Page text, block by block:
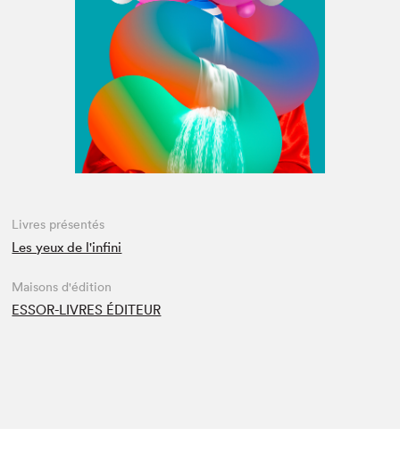
Espace médias
Livres présentés
Les yeux de l'infini
Maisons d'édition
ESSOR-LIVRES ÉDITEUR